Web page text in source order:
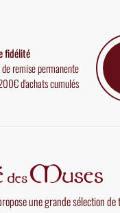
fidélité
remise permanente
d'achats cumulés
une grande sélection de